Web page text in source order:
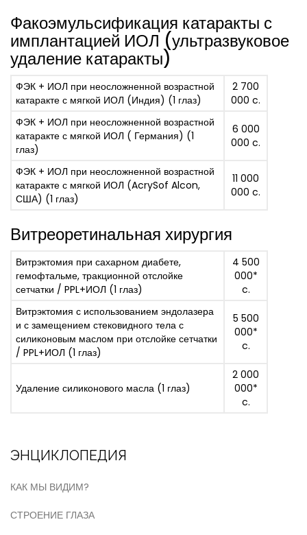
Факоэмульсификация катаракты с
имплантацией ИОЛ (ультразвуковое
удаление катаракты)
ФЭК + ИОЛ при неосложненной возрастной
катаракте с мягкой ИОЛ (Индия) (1 глаз)
2 700
000 c.
ФЭК + ИОЛ при неосложненной возрастной
катаракте с мягкой ИОЛ ( Германия) (1
глаз)
6 000
000 c.
ФЭК + ИОЛ при неосложненной возрастной
катаракте с мягкой ИОЛ (AcrySof Alcon,
США) (1 глаз)
11 000
000 c.
Витреоретинальная хирургия
Витрэктомия при сахарном диабете,
гемофтальме, тракционной отслойке
сетчатки / PPL+ИОЛ (1 глаз)
4 500
000*
c.
Витрэктомия с использованием эндолазера
и с замещением стековидного тела с
силиконовым маслом при отслойке сетчатки
/ PPL+ИОЛ (1 глаз)
5 500
000*
c.
Удаление силиконового масла (1 глаз)
2 000
000*
c.
ЭНЦИКЛОПЕДИЯ
КАК МЫ ВИДИМ?
СТРОЕНИЕ ГЛАЗА